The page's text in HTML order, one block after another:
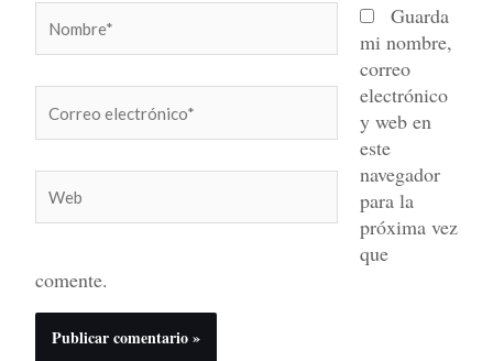
electrónico*
Guarda
mi nombre,
correo
electrónico
y web en
este
navegador
para la
próxima vez
que
comente.